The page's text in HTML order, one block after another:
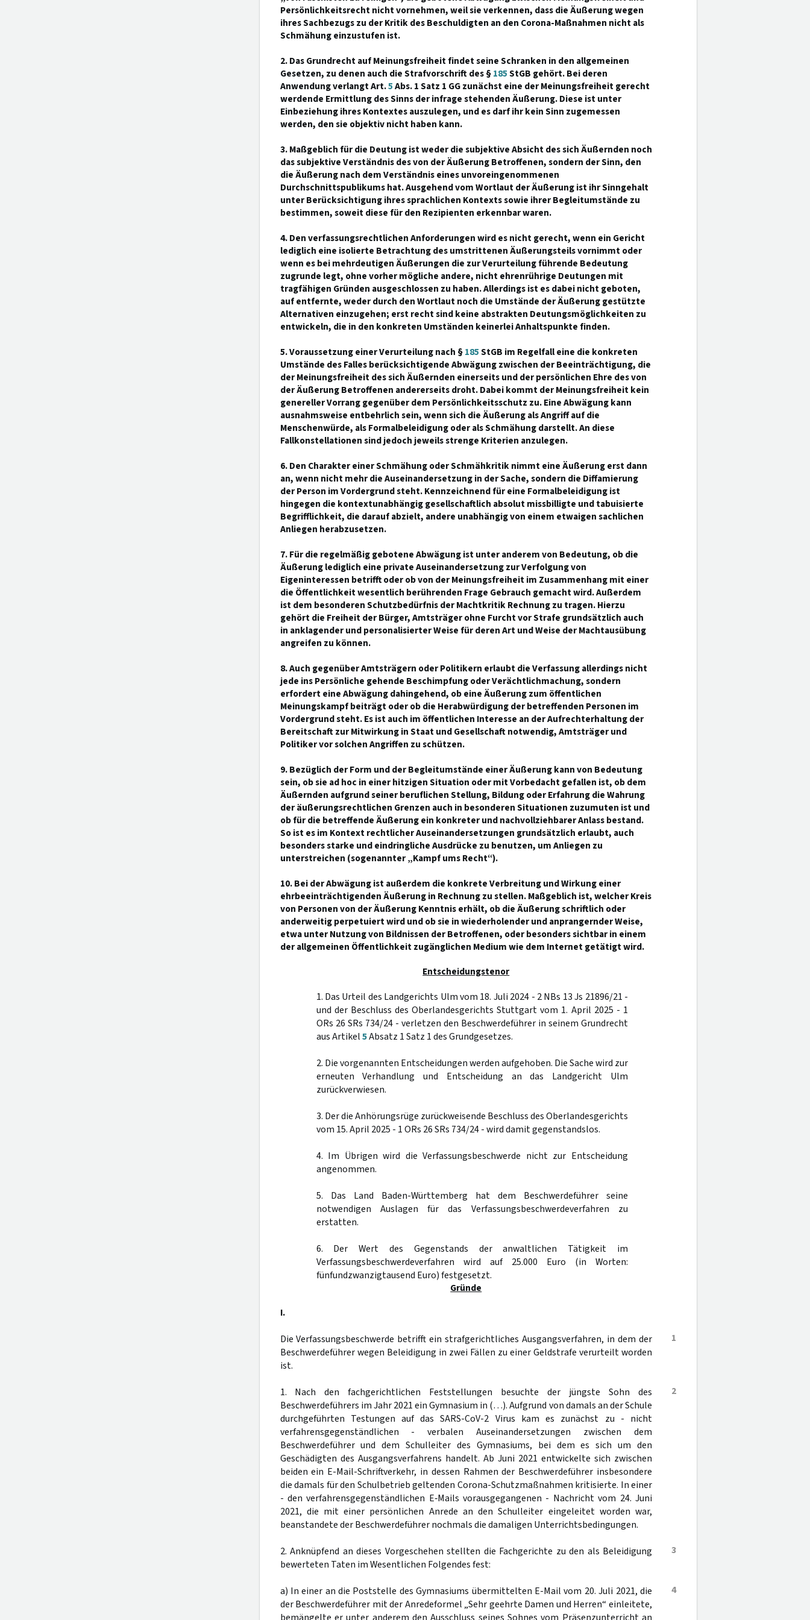
Persönlichkeitsrecht nicht vornehmen, weil sie verkennen, dass die Äußerung wegen
ihres Sachbezugs zu der Kritik des Beschuldigten an den Corona-Maßnahmen nicht als
Schmähung einzustufen ist.
2. Das Grundrecht auf Meinungsfreiheit findet seine Schranken in den allgemeinen
Gesetzen, zu denen auch die Strafvorschrift des §185StGB gehört. Bei deren
Anwendung verlangt Art.5Abs. 1 Satz 1 GG zunächst eine der Meinungsfreiheit gerecht
werdende Ermittlung des Sinns der infrage stehenden Äußerung. Diese ist unter
Einbeziehung ihres Kontextes auszulegen, und es darf ihr kein Sinn zugemessen
werden, den sie objektiv nicht haben kann.
3. Maßgeblich für die Deutung ist weder die subjektive Absicht des sich Äußernden noch
das subjektive Verständnis des von der Äußerung Betroffenen, sondern der Sinn, den
die Äußerung nach dem Verständnis eines unvoreingenommenen
Durchschnittspublikums hat. Ausgehend vom Wortlaut der Äußerung ist ihr Sinngehalt
unter Berücksichtigung ihres sprachlichen Kontexts sowie ihrer Begleitumstände zu
bestimmen, soweit diese für den Rezipienten erkennbar waren.
4. Den verfassungsrechtlichen Anforderungen wird es nicht gerecht, wenn ein Gericht
lediglich eine isolierte Betrachtung des umstrittenen Äußerungsteils vornimmt oder
wenn es bei mehrdeutigen Äußerungen die zur Verurteilung führende Bedeutung
zugrunde legt, ohne vorher mögliche andere, nicht ehrenrührige Deutungen mit
tragfähigen Gründen ausgeschlossen zu haben. Allerdings ist es dabei nicht geboten,
auf entfernte, weder durch den Wortlaut noch die Umstände der Äußerung gestützte
Alternativen einzugehen; erst recht sind keine abstrakten Deutungsmöglichkeiten zu
entwickeln, die in den konkreten Umständen keinerlei Anhaltspunkte finden.
5. Voraussetzung einer Verurteilung nach §185StGB im Regelfall eine die konkreten
Umstände des Falles berücksichtigende Abwägung zwischen der Beeinträchtigung, die
der Meinungsfreiheit des sich Äußernden einerseits und der persönlichen Ehre des von
der Äußerung Betroffenen andererseits droht. Dabei kommt der Meinungsfreiheit kein
genereller Vorrang gegenüber dem Persönlichkeitsschutz zu. Eine Abwägung kann
ausnahmsweise entbehrlich sein, wenn sich die Äußerung als Angriff auf die
Menschenwürde, als Formalbeleidigung oder als Schmähung darstellt. An diese
Fallkonstellationen sind jedoch jeweils strenge Kriterien anzulegen.
6. Den Charakter einer Schmähung oder Schmähkritik nimmt eine Äußerung erst dann
an, wenn nicht mehr die Auseinandersetzung in der Sache, sondern die Diffamierung
der Person im Vordergrund steht. Kennzeichnend für eine Formalbeleidigung ist
hingegen die kontextunabhängig gesellschaftlich absolut missbilligte und tabuisierte
Begrifflichkeit, die darauf abzielt, andere unabhängig von einem etwaigen sachlichen
Anliegen herabzusetzen.
7. Für die regelmäßig gebotene Abwägung ist unter anderem von Bedeutung, ob die
Äußerung lediglich eine private Auseinandersetzung zur Verfolgung von
Eigeninteressen betrifft oder ob von der Meinungsfreiheit im Zusammenhang mit einer
die Öffentlichkeit wesentlich berührenden Frage Gebrauch gemacht wird. Außerdem
ist dem besonderen Schutzbedürfnis der Machtkritik Rechnung zu tragen. Hierzu
gehört die Freiheit der Bürger, Amtsträger ohne Furcht vor Strafe grundsätzlich auch
in anklagender und personalisierter Weise für deren Art und Weise der Machtausübung
angreifen zu können.
8. Auch gegenüber Amtsträgern oder Politikern erlaubt die Verfassung allerdings nicht
jede ins Persönliche gehende Beschimpfung oder Verächtlichmachung, sondern
erfordert eine Abwägung dahingehend, ob eine Äußerung zum öffentlichen
Meinungskampf beiträgt oder ob die Herabwürdigung der betreffenden Personen im
Vordergrund steht. Es ist auch im öffentlichen Interesse an der Aufrechterhaltung der
Bereitschaft zur Mitwirkung in Staat und Gesellschaft notwendig, Amtsträger und
Politiker vor solchen Angriffen zu schützen.
9. Bezüglich der Form und der Begleitumstände einer Äußerung kann von Bedeutung
sein, ob sie ad hoc in einer hitzigen Situation oder mit Vorbedacht gefallen ist, ob dem
Äußernden aufgrund seiner beruflichen Stellung, Bildung oder Erfahrung die Wahrung
der äußerungsrechtlichen Grenzen auch in besonderen Situationen zuzumuten ist und
ob für die betreffende Äußerung ein konkreter und nachvollziehbarer Anlass bestand.
So ist es im Kontext rechtlicher Auseinandersetzungen grundsätzlich erlaubt, auch
besonders starke und eindringliche Ausdrücke zu benutzen, um Anliegen zu
unterstreichen (sogenannter „Kampf ums Recht“).
10. Bei der Abwägung ist außerdem die konkrete Verbreitung und Wirkung einer
ehrbeeinträchtigenden Äußerung in Rechnung zu stellen. Maßgeblich ist, welcher Kreis
von Personen von der Äußerung Kenntnis erhält, ob die Äußerung schriftlich oder
anderweitig perpetuiert wird und ob sie in wiederholender und anprangernder Weise,
etwa unter Nutzung von Bildnissen der Betroffenen, oder besonders sichtbar in einem
der allgemeinen Öffentlichkeit zugänglichen Medium wie dem Internet getätigt wird.
Entscheidungstenor
1. Das Urteil des Landgerichts Ulm vom 18. Juli 2024 - 2 NBs 13 Js 21896/21 -
und der Beschluss des Oberlandesgerichts Stuttgart vom 1. April 2025 - 1
ORs 26 SRs 734/24 - verletzen den Beschwerdeführer in seinem Grundrecht
aus Artikel5Absatz 1 Satz 1 des Grundgesetzes.
2. Die vorgenannten Entscheidungen werden aufgehoben. Die Sache wird zur
erneuten Verhandlung und Entscheidung an das Landgericht Ulm
zurückverwiesen.
3. Der die Anhörungsrüge zurückweisende Beschluss des Oberlandesgerichts
vom 15. April 2025 - 1 ORs 26 SRs 734/24 - wird damit gegenstandslos.
4. Im Übrigen wird die Verfassungsbeschwerde nicht zur Entscheidung
angenommen.
5. Das Land Baden-Württemberg hat dem Beschwerdeführer seine
notwendigen Auslagen für das Verfassungsbeschwerdeverfahren zu
erstatten.
6. Der Wert des Gegenstands der anwaltlichen Tätigkeit im
Verfassungsbeschwerdeverfahren wird auf 25.000 Euro (in Worten:
fünfundzwanzigtausend Euro) festgesetzt.
Gründe
I.
1
Die Verfassungsbeschwerde betrifft ein strafgerichtliches Ausgangsverfahren, in dem der
Beschwerdeführer wegen Beleidigung in zwei Fällen zu einer Geldstrafe verurteilt worden
ist.
2
1. Nach den fachgerichtlichen Feststellungen besuchte der jüngste Sohn des
Beschwerdeführers im Jahr 2021 ein Gymnasium in (…). Aufgrund von damals an der Schule
durchgeführten Testungen auf das SARS-CoV-2 Virus kam es zunächst zu - nicht
verfahrensgegenständlichen - verbalen Auseinandersetzungen zwischen dem
Beschwerdeführer und dem Schulleiter des Gymnasiums, bei dem es sich um den
Geschädigten des Ausgangsverfahrens handelt. Ab Juni 2021 entwickelte sich zwischen
beiden ein E-Mail-Schriftverkehr, in dessen Rahmen der Beschwerdeführer insbesondere
die damals für den Schulbetrieb geltenden Corona-Schutzmaßnahmen kritisierte. In einer
- den verfahrensgegenständlichen E‑Mails vorausgegangenen - Nachricht vom 24. Juni
2021, die mit einer persönlichen Anrede an den Schulleiter eingeleitet worden war,
beanstandete der Beschwerdeführer nochmals die damaligen Unterrichtsbedingungen.
3
2. Anknüpfend an dieses Vorgeschehen stellten die Fachgerichte zu den als Beleidigung
bewerteten Taten im Wesentlichen Folgendes fest:
4
a) In einer an die Poststelle des Gymnasiums übermittelten E-Mail vom 20. Juli 2021, die
der Beschwerdeführer mit der Anredeformel „Sehr geehrte Damen und Herren“ einleitete,